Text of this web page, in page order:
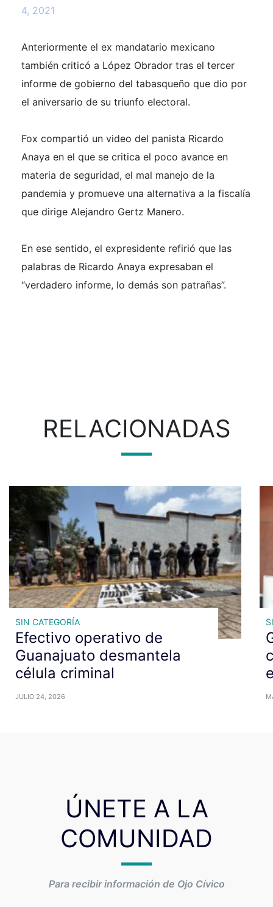
4, 2021
Anteriormente el ex mandatario mexicano
también criticó a López Obrador tras el tercer
informe de gobierno del tabasqueño que dio por
el aniversario de su triunfo electoral.
Fox compartió un video del panista Ricardo
Anaya en el que se critica el poco avance en
materia de seguridad, el mal manejo de la
pandemia y promueve una alternativa a la fiscalía
que dirige Alejandro Gertz Manero.
En ese sentido, el expresidente refirió que las
palabras de Ricardo Anaya expresaban el
“verdadero informe, lo demás son patrañas”.
RELACIONADAS
SIN CATEGORÍA
Efectivo operativo de
Guanajuato desmantela
célula criminal
JULIO 24, 2026
ÚNETE A LA
COMUNIDAD
Para recibir información de Ojo Cívico